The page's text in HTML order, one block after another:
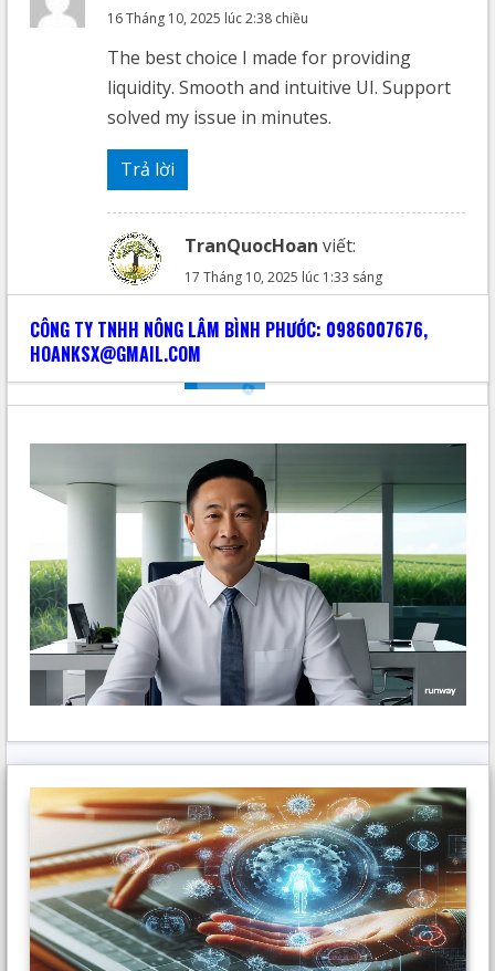
16 Tháng 10, 2025 lúc 2:38 chiều
The best choice I made for providing
liquidity. Smooth and intuitive UI. Support
solved my issue in minutes.
Trả lời
TranQuocHoan viết:
17 Tháng 10, 2025 lúc 1:33 sáng
Thank you
Trả lời
generate tron address
24 Tháng 12, 2025 lúc 9:38 chiều
The interface is seamless withdrawals, and
I enjoy portfolio tracking here. Support
solved my issue in minutes.
Trả lời
Fast onboarding, intuitive UI, and a team
that actually cares. My withdrawals were
always smooth.
Trả lời
CÔNG TY TNHH NÔNG LÂM BÌNH PHƯỚC: 0986007676,
HOANKSX@GMAIL.COM